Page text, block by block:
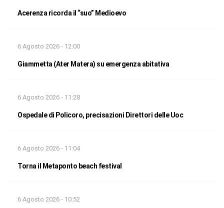
Acerenza ricorda il “suo” Medioevo
6 Agosto 2026 - 12:00
Giammetta (Ater Matera) su emergenza abitativa
6 Agosto 2026 - 11:28
Ospedale di Policoro, precisazioni Direttori delle Uoc
6 Agosto 2026 - 11:04
Torna il Metaponto beach festival
6 Agosto 2026 - 10:52